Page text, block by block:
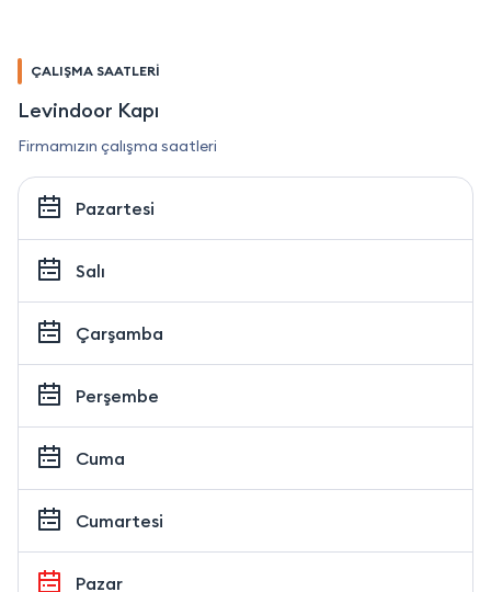
ÇALIŞMA SAATLERİ
Levindoor Kapı
Firmamızın çalışma saatleri
Pazartesi
Salı
Çarşamba
Perşembe
Cuma
Cumartesi
Pazar